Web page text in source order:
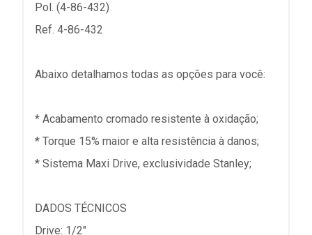
Pol. (4-86-432)
Ref. 4-86-432
Abaixo detalhamos todas as opções para você:
* Acabamento cromado resistente à oxidação;
* Torque 15% maior e alta resistência à danos;
* Sistema Maxi Drive, exclusividade Stanley;
DADOS TÉCNICOS
Drive: 1/2"